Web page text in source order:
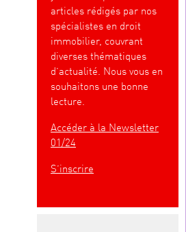
articles rédigés par nos
spécialistes en droit
immobilier, couvrant
diverses thématiques
d’actualité. Nous vous en
souhaitons une bonne
lecture.
Accéder à la Newsletter
01/24
S’inscrire